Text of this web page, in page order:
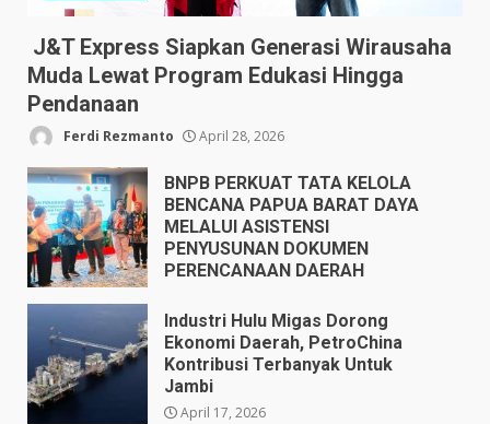
J&T Express Siapkan Generasi Wirausaha
Muda Lewat Program Edukasi Hingga
Pendanaan
Ferdi Rezmanto April 28, 2026
BNPB PERKUAT TATA KELOLA
BENCANA PAPUA BARAT DAYA
MELALUI ASISTENSI
PENYUSUNAN DOKUMEN
PERENCANAAN DAERAH
Industri Hulu Migas Dorong
Ekonomi Daerah, PetroChina
Kontribusi Terbanyak Untuk
Jambi
April 17, 2026